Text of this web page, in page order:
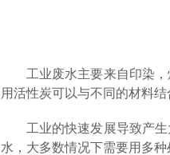
工业废水主要来自印染
用活性炭可以与不同的材料
工业的快速发展导致产
水，大多数情况下需要用多